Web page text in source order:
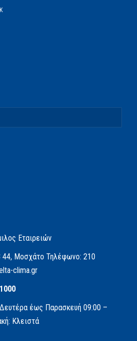
Εταιρειών
44, Μοσχάτο Τηλέφωνο: 210
clima.gr
Δευτέρα έως Παρασκευή 09:00 –
Κλειστά